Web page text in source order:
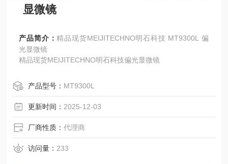
显微镜
产品简介： 精品现货MEIJITECHNO明石科技 MT9300L 偏
光显微镜
精品现货MEIJITECHNO明石科技偏光显微镜
产品型号： MT9300L
更新时间： 2025-12-03
厂商性质：代理商
访问量： 233